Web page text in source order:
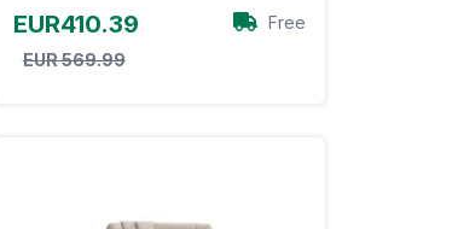
EUR410.39
EUR 569.99
Free